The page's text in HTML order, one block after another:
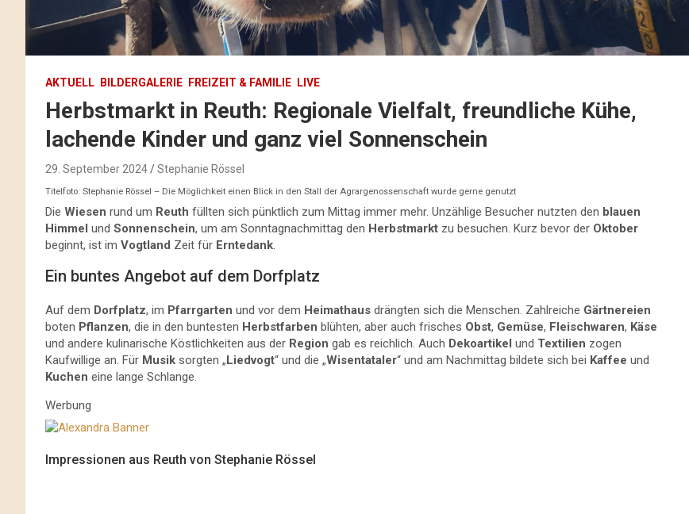
AKTUELL BILDERGALERIE FREIZEIT & FAMILIE LIVE
Herbstmarkt in Reuth: Regionale Vielfalt, freundliche Kühe,
lachende Kinder und ganz viel Sonnenschein
29. September 2024 Stephanie Rössel
Titelfoto: Stephanie Rössel – Die Möglichkeit einen Blick in den Stall der Agrargenossenschaft wurde gerne genutzt
Die Wiesen rund um Reuth füllten sich pünktlich zum Mittag immer mehr. Unzählige Besucher nutzten den blauen
Himmel und Sonnenschein, um am Sonntagnachmittag den Herbstmarkt zu besuchen. Kurz bevor der Oktober
beginnt, ist im Vogtland Zeit für Erntedank
Ein buntes Angebot auf dem Dorfplatz
Auf dem Dorfplatz, im Pfarrgarten und vor dem Heimathaus drängten sich die Menschen. Zahlreiche Gärtnereien
boten Pflanzen, die in den buntesten Herbstfarben blühten, aber auch frisches Obst, Gemüse, Fleischwaren, Käse
und andere kulinarische Köstlichkeiten aus der Region gab es reichlich. Auch Dekoartikel und Textilien zogen
Kaufwillige an. Für Musik sorgten „Liedvogt“ und die „Wisentataler“ und am Nachmittag bildete sich bei Kaffee und
Kuchen eine lange Schlange.
Werbung
Impressionen aus Reuth von Stephanie Rössel